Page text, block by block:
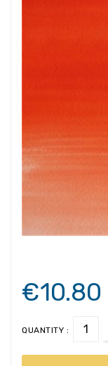
€10.80
QUANTITY :